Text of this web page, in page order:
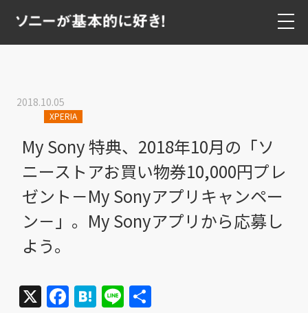
2018.10.05
XPERIA
My Sony 特典、2018年10月の「ソ
ニーストアお買い物券10,000円プレ
ゼント－My Sonyアプリキャンペー
ン－」。My Sonyアプリから応募し
よう。
X Facebook
Hatena
Line